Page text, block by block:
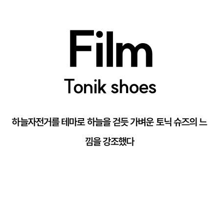
Film
Tonik shoes
하늘자전거를 테마로 하늘을 걷듯 가벼운 토닉 슈즈의 느
낌을 강조했다